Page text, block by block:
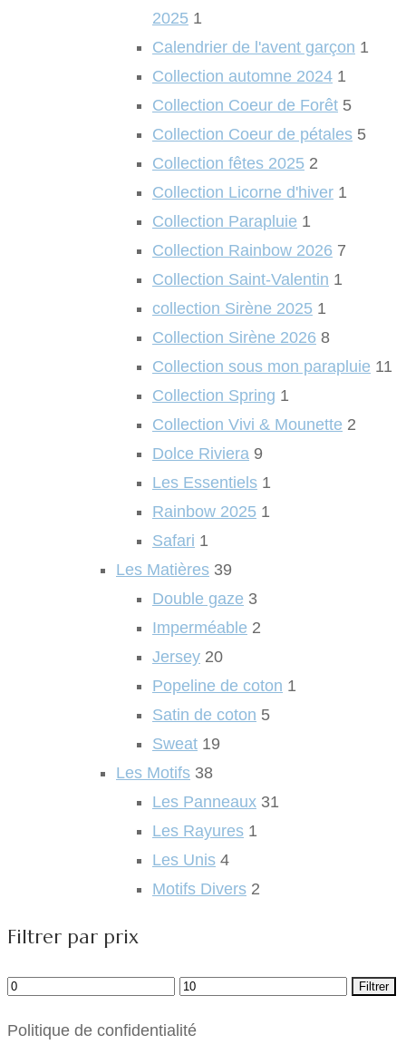
2025 1
Calendrier de l'avent garçon 1
Collection automne 2024 1
Collection Coeur de Forêt 5
Collection Coeur de pétales 5
Collection fêtes 2025 2
Collection Licorne d'hiver 1
Collection Parapluie 1
Collection Rainbow 2026 7
Collection Saint-Valentin 1
collection Sirène 2025 1
Collection Sirène 2026 8
Collection sous mon parapluie 11
Collection Spring 1
Collection Vivi & Mounette 2
Dolce Riviera 9
Les Essentiels 1
Rainbow 2025 1
Safari 1
Les Matières 39
Double gaze 3
Imperméable 2
Jersey 20
Popeline de coton 1
Satin de coton 5
Sweat 19
Les Motifs 38
Les Panneaux 31
Les Rayures 1
Les Unis 4
Motifs Divers 2
Filtrer par prix
Prix
Prix
Filtrer
Politique de confidentialité